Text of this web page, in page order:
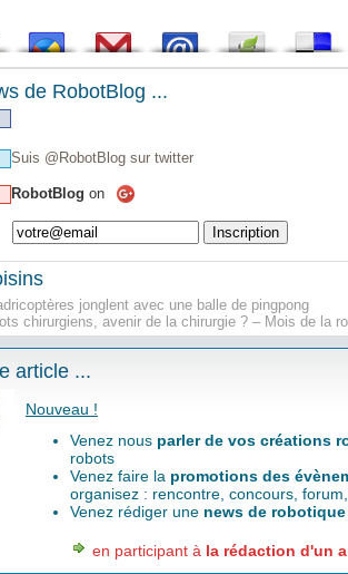
de RobotBlog ...
Suis @RobotBlog sur twitter
RobotBlog on
jonglent avec une balle de pingpong
chirurgiens, avenir de la chirurgie ? – Mois de la
article ...
Nouveau !
Venez nous parler de vos créations
robots
Venez faire la promotions des
organisez : rencontre, concours,
Venez rédiger une news de robotique
en participant à la rédaction d'un